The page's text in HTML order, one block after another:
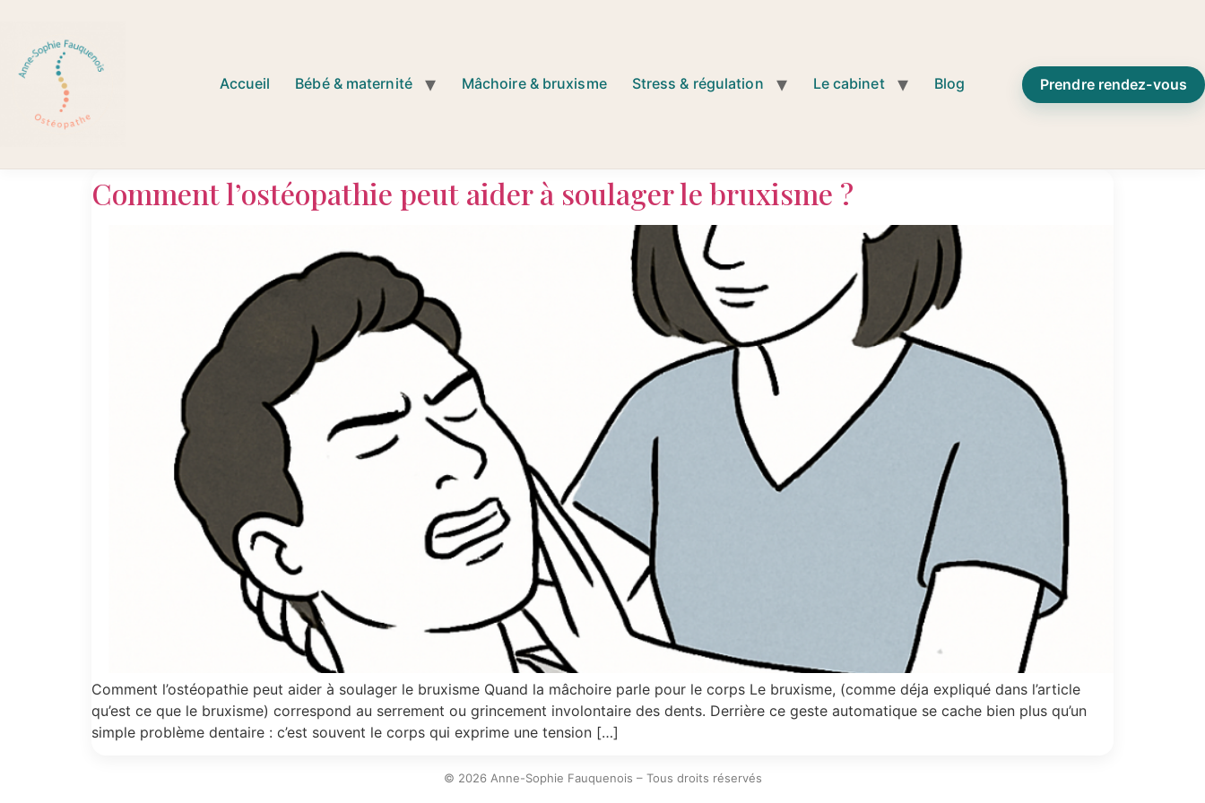
Accueil Bébé & maternité Mâchoire & bruxisme Stress & régulation Le cabinet Blog Prendre rendez-vous
Comment l’ostéopathie peut aider à soulager le bruxisme ?
Comment l’ostéopathie peut aider à soulager le bruxisme Quand la mâchoire parle pour le corps Le bruxisme, (comme déja expliqué dans l’article
qu’est ce que le bruxisme) correspond au serrement ou grincement involontaire des dents. Derrière ce geste automatique se cache bien plus qu’un
simple problème dentaire : c’est souvent le corps qui exprime une tension […]
© 2026 Anne-Sophie Fauquenois – Tous droits réservés